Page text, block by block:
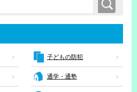
検索
子どもの防犯
通学・通塾